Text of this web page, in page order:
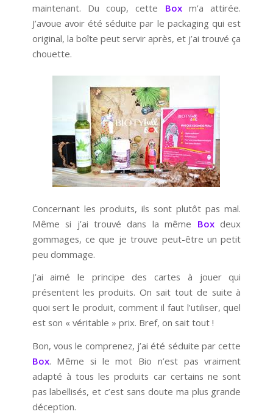
maintenant. Du coup, cette Boxm’a attirée.
J’avoue avoir été séduite par le packaging qui est
original, la boîte peut servir après, et j’ai trouvé ça
chouette.
Concernant les produits, ils sont plutôt pas mal.
Même si j’ai trouvé dans la même Boxdeux
gommages, ce que je trouve peut-être un petit
peu dommage.
J’ai aimé le principe des cartes à jouer qui
présentent les produits. On sait tout de suite à
quoi sert le produit, comment il faut l’utiliser, quel
est son « véritable » prix. Bref, on sait tout !
Bon, vous le comprenez, j’ai été séduite par cette
Box. Même si le mot Bio n’est pas vraiment
adapté à tous les produits car certains ne sont
pas labellisés, et c’est sans doute ma plus grande
déception.